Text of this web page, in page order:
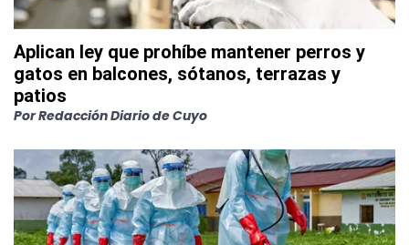
Aplican ley que prohíbe mantener perros y
gatos en balcones, sótanos, terrazas y
patios
PorRedacción Diario de Cuyo